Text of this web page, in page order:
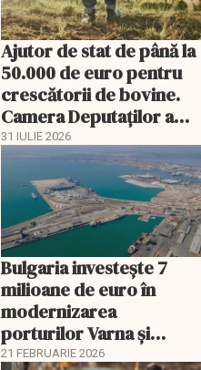
Ajutor de stat de până la
50.000 de euro pentru
crescătorii de bovine.
Camera Deputaților a
aprobat schema
31 IULIE 2026
Bulgaria investește 7
milioane de euro în
modernizarea
porturilor Varna și
Burgas
21 FEBRUARIE 2026